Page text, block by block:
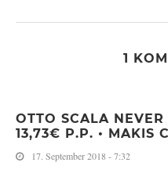
1
OTTO SCALA
13,73€ P.P. • MAKIS
17. September 2018 - 7:32